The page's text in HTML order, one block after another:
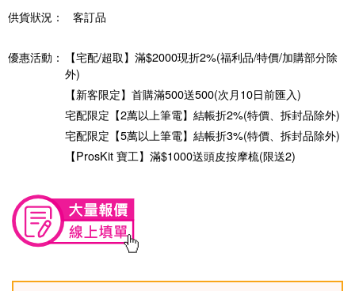
供貨狀況：
客訂品
優惠活動：
【宅配/超取】滿$2000現折2%(福利品/特價/加購部分除
外)
【新客限定】首購滿500送500(次月10日前匯入)
宅配限定【2萬以上筆電】結帳折2%(特價、拆封品除外)
宅配限定【5萬以上筆電】結帳折3%(特價、拆封品除外)
【ProsKit 寶工】滿$1000送頭皮按摩梳(限送2)